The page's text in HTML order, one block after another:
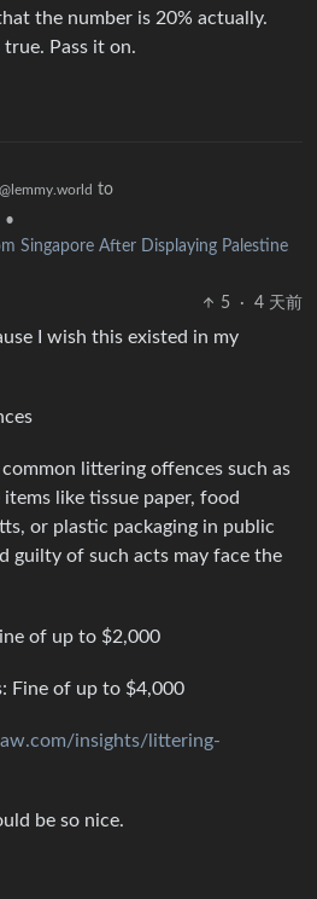
the number is 20% actually.
true. Pass it on.
@lemmy.world to
•
Singapore After Displaying Palestine
5
· 4 天前
I wish this existed in my
littering offences such as
like tissue paper, food
or plastic packaging in public
guilty of such acts may face the
of up to $2,000
Fine of up to $4,000
insights/littering-
be so nice.